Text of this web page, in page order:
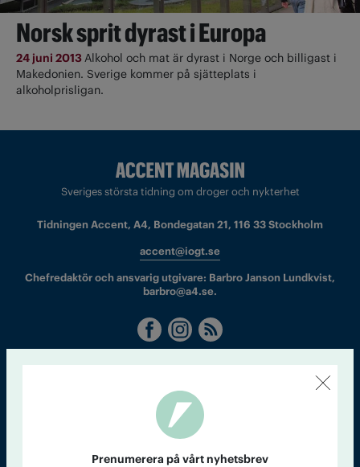
Norsk sprit dyrast i Europa
24 juni 2013Alkohol och mat är dyrast i Norge och billigast i
Makedonien. Sverige kommer på sjätteplats i
alkoholprisligan.
Sveriges största tidning om droger och nykterhet
Tidningen Accent, A4, Bondegatan 21, 116 33 Stockholm
accent@iogt.se
Chefredaktör och ansvarig utgivare: Barbro Janson Lundkvist,
barbro@a4.se.
nummer av
Prenumerera på vårt nyhetsbrev